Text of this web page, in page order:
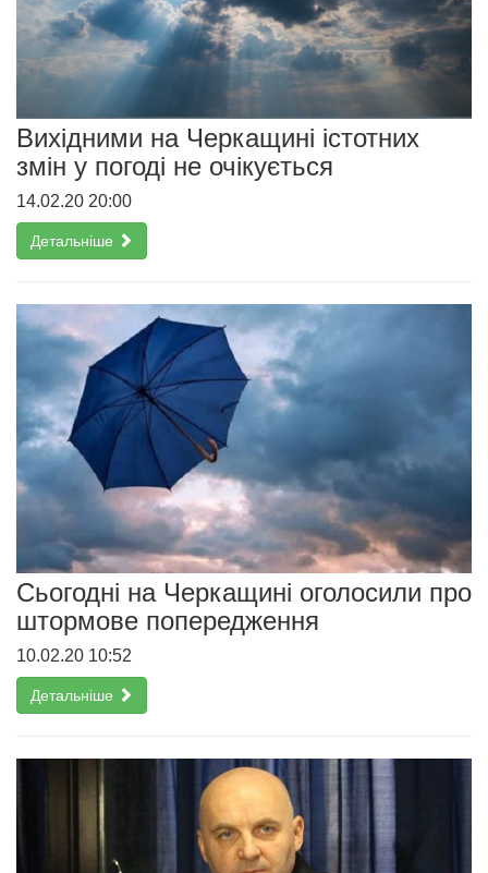
Вихідними на Черкащині істотних
змін у погоді не очікується
14.02.20 20:00
Детальніше
Сьогодні на Черкащині оголосили про
штормове попередження
10.02.20 10:52
Детальніше